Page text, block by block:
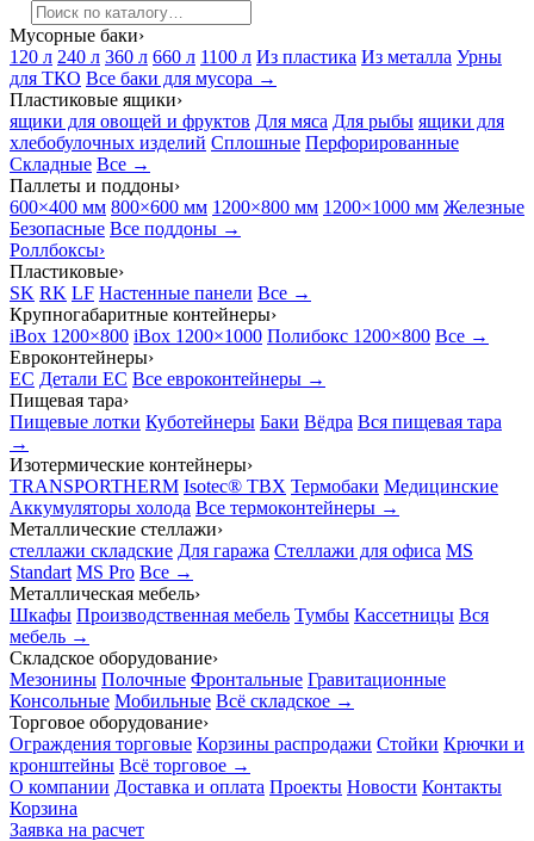
Мусорные баки›
120 л 240 л 360 л 660 л 1100 л Из пластика Из металла Урны
для ТКО Все баки для мусора →
Пластиковые ящики›
ящики для овощей и фруктов Для мяса Для рыбы ящики для
хлебобулочных изделий Сплошные Перфорированные
Складные Все →
Паллеты и поддоны›
600×400 мм 800×600 мм 1200×800 мм 1200×1000 мм Железные
Безопасные Все поддоны →
Роллбоксы›
Пластиковые›
SK RK LF Настенные панели Все →
Крупногабаритные контейнеры›
iBox 1200×800 iBox 1200×1000 Полибокс 1200×800 Все →
Евроконтейнеры›
EC Детали EC Все евроконтейнеры →
Пищевая тара›
Пищевые лотки Куботейнеры Баки Вёдра Вся пищевая тара
→
Изотермические контейнеры›
TRANSPORTHERM Isotec® TBX Термобаки Медицинские
Аккумуляторы холода Все термоконтейнеры →
Металлические стеллажи›
стеллажи складские Для гаража Стеллажи для офиса MS
Standart MS Pro Все →
Металлическая мебель›
Шкафы Производственная мебель Тумбы Кассетницы Вся
мебель →
Складское оборудование›
Мезонины Полочные Фронтальные Гравитационные
Консольные Мобильные Всё складское →
Торговое оборудование›
Ограждения торговые Корзины распродажи Стойки Крючки и
кронштейны Всё торговое →
О компании Доставка и оплата Проекты Новости Контакты
Корзина
Заявка на расчет